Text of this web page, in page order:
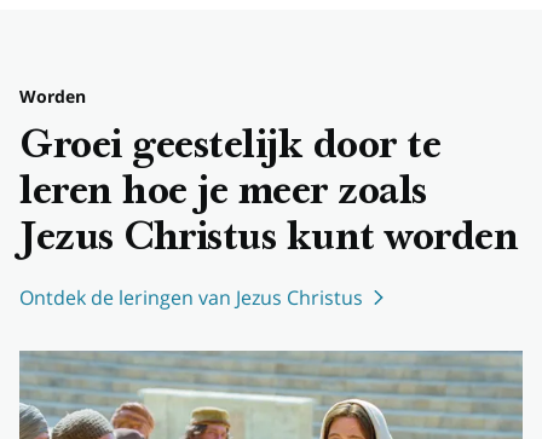
Worden
Groei geestelijk door te
leren hoe je meer zoals
Jezus Christus kunt worden
Ontdek de leringen van Jezus Christus